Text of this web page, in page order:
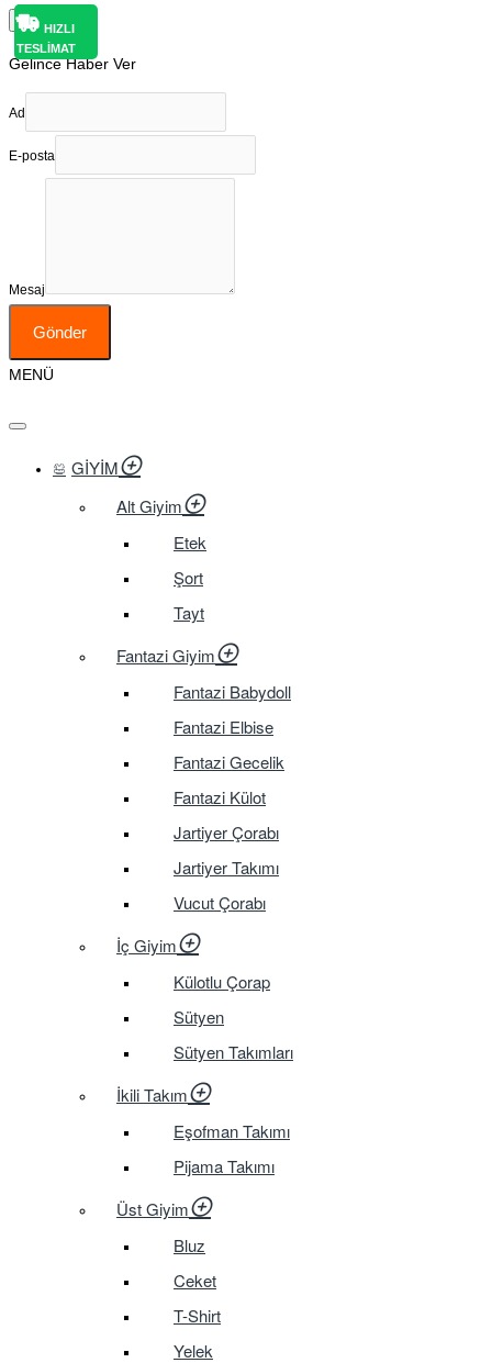
×
Gelince Haber Ver
Ad
E-posta
Mesaj
Gönder
MENÜ
GIYIM
Alt Giyim
Etek
Şort
Tayt
Fantazi Giyim
Fantazi Babydoll
Fantazi Elbise
Fantazi Gecelik
Fantazi Külot
Jartiyer Çorabı
Jartiyer Takımı
Vucut Çorabı
İç Giyim
Külotlu Çorap
Sütyen
Sütyen Takımları
İkili Takım
Eşofman Takımı
Pijama Takımı
Üst Giyim
Bluz
Ceket
T-Shirt
Yelek
HIZLI
TESLİMAT
HIZLI
TESLİMAT
HIZLI
TESLİMAT